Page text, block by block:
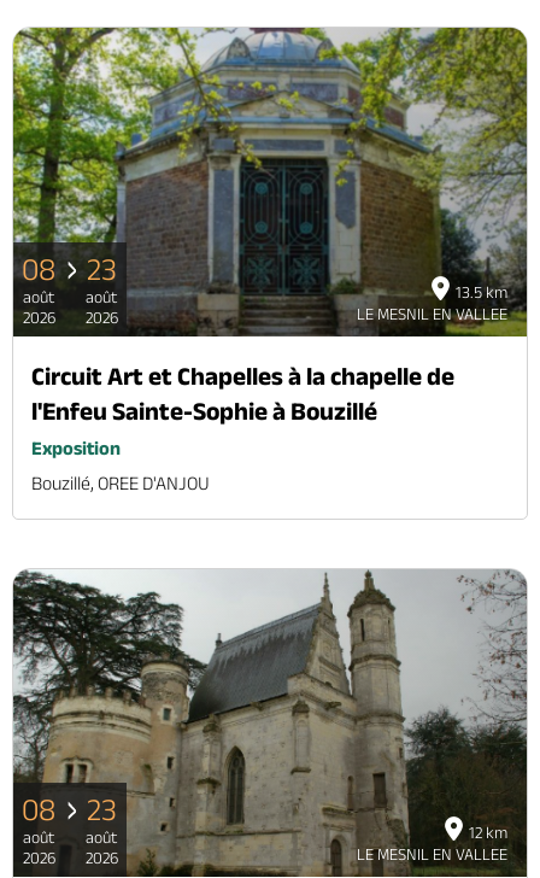
13.5 km
LE MESNIL EN VALLEE
08
août
2026
23
août
2026
Circuit Art et Chapelles à la chapelle de
l'Enfeu Sainte-Sophie à Bouzillé
Exposition
Bouzillé, OREE D'ANJOU
12 km
LE MESNIL EN VALLEE
08
août
2026
23
août
2026